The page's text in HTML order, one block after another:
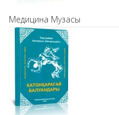
Медицина Музасы